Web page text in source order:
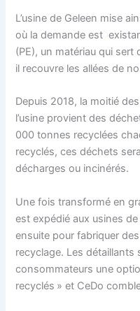
L’usine de Geleen mise
où la demande est
(PE), un matériau qui sert
il recouvre les allées de
Depuis 2018, la moitié
l’usine provient des
000 tonnes recyclées
recyclés, ces déchets
décharges ou incinérés.
Une fois transformé en
est expédié aux usines
ensuite pour fabriquer
recyclage. Les détaillants
consommateurs une
recyclés » et CeDo